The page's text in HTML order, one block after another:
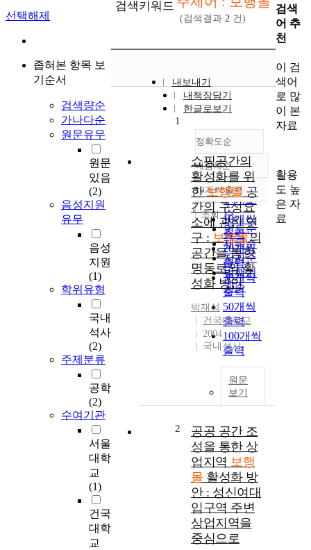
선택해제
좁혀본 항목 보
기순서
검색량순
가나다순
원문유무
원문
있음
(2)
음성지원
유무
음성
지원
(1)
학위유형
국내
석사
(2)
주제분류
공학
(2)
수여기관
서울
대학
교
(1)
건국
대학
교
검색키워드
(검색결과 2 건)
내보내기
내책장담기
한글로보기
정확도순
정확도
순
인기도
순
연도순
제목순
저자순
발행기
관순
내림차순
내림차순
10개씩 출력
10개씩
출력
20개씩
출력
30개씩
출력
50개씩
출력
100개씩
출력
조회
1
쇼핑공간의
활성화를 위
한보행몰 공
간의 구성요
소에 관한 연
구 : 보행몰의
공간을 통한
명동로의 활
성화 방안
박재성
건국대학교
2004
국내석사
원문
보기
2
공공 공간 조
성을 통한 상
업지역 보행
몰 활성화 방
안 : 성신여대
입구역 주변
상업지역을
중심으로
검색
어 추
천
이 검
색어
로 많
이 본
자료
활용
도 높
은 자
료